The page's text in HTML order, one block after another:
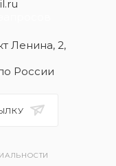
Ленина, 2,
России